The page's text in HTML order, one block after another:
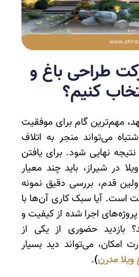
طراحی باغ و
کنیم؟
مهم‌ترین گام برای موفقیت
می‌تواند منجر به اتلاف
نهایی شود. برای یافتن
در شیراز، باید چند معیار
قدم، بررسی دقیق نمونه
است. آیا سبک کاری آن‌ها با
اجرا شده از کیفیت و
بازدید حضوری از یکی از
امکان، می‌تواند دید بسیار
مدرن)
.